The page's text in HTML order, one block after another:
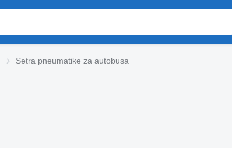
Setra pneumatikе za autobusa